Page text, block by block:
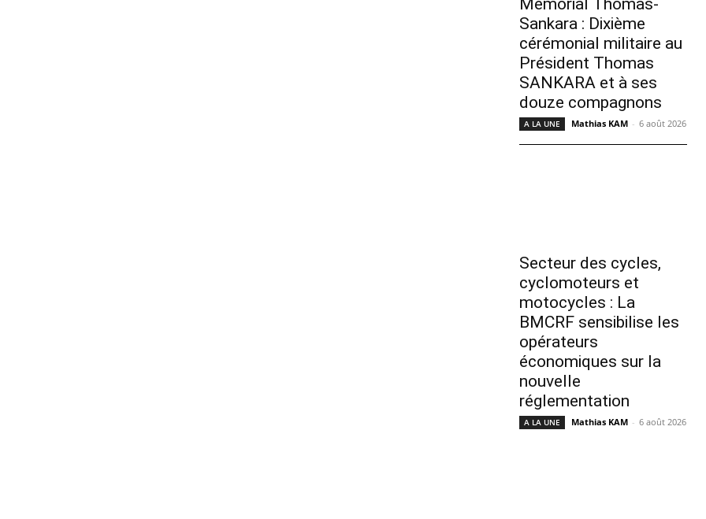
Mémorial Thomas-
Sankara : Dixième
cérémonial militaire au
Président Thomas
SANKARA et à ses
douze compagnons
A LA UNE Mathias KAM - 6 août 2026
Secteur des cycles,
cyclomoteurs et
motocycles : La
BMCRF sensibilise les
opérateurs
économiques sur la
nouvelle
réglementation
A LA UNE Mathias KAM - 6 août 2026